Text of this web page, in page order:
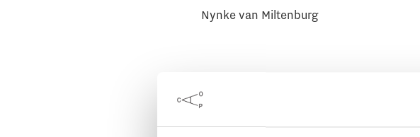
Nynke van Miltenburg
Voordelen van
basisschool en